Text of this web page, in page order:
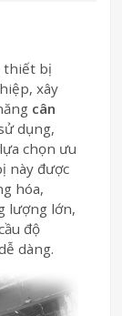
thiết bị
xây
cân
dụng,
chọn ưu
này được
hóa,
lượng lớn,
độ
dàng.